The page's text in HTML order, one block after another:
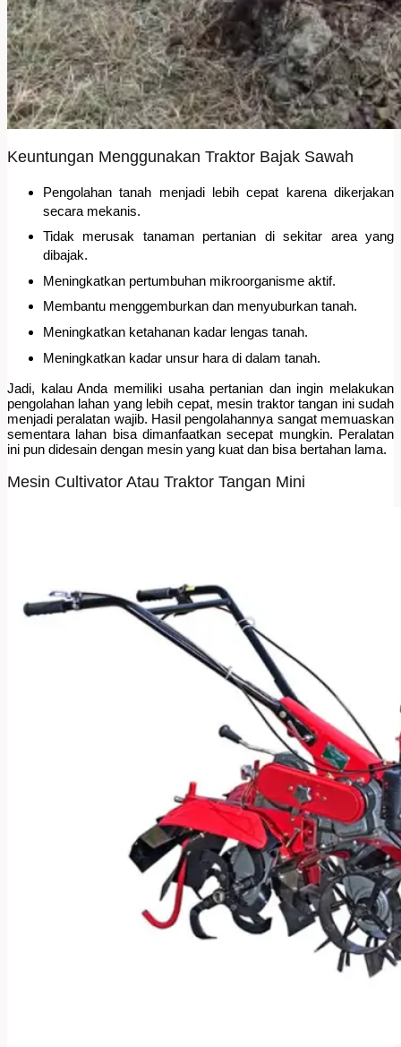
Keuntungan Menggunakan Traktor Bajak Sawah
Pengolahan tanah menjadi lebih cepat karena dikerjakan
secara mekanis.
Tidak merusak tanaman pertanian di sekitar area yang
dibajak.
Meningkatkan pertumbuhan mikroorganisme aktif.
Membantu menggemburkan dan menyuburkan tanah.
Meningkatkan ketahanan kadar lengas tanah.
Meningkatkan kadar unsur hara di dalam tanah.
Jadi, kalau Anda memiliki usaha pertanian dan ingin melakukan
pengolahan lahan yang lebih cepat, mesin traktor tangan ini sudah
menjadi peralatan wajib. Hasil pengolahannya sangat memuaskan
sementara lahan bisa dimanfaatkan secepat mungkin. Peralatan
ini pun didesain dengan mesin yang kuat dan bisa bertahan lama.
Mesin Cultivator Atau Traktor Tangan Mini